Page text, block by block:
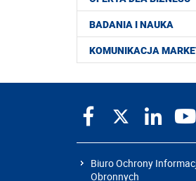
BADANIA I NAUKA
KOMUNIKACJA
Biuro Ochrony
Obronnych